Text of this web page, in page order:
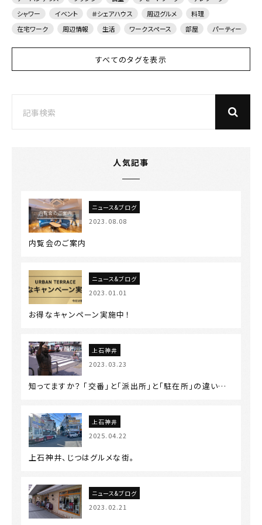
シャワー
イベント ＃シェアハウス 周辺グルメ
料理
在宅ワーク
周辺情報 生活 ワークスペース 部屋 パーティー
すべてのタグを表示
人気記事
ニュース&ブログ
2023.08.08
内覧会のご案内
ニュース&ブログ
2023.01.01
お得なキャンペーン実施中！
上石神井
2023.03.23
知ってますか？ 「交番」と「派出所」と「駐在所」の違い…
上石神井
2025.04.22
上石神井、じつはグルメな街。
ニュース&ブログ
2023.02.21